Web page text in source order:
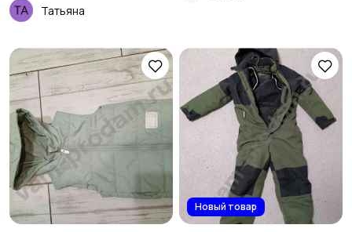
Татьяна
Новый товар